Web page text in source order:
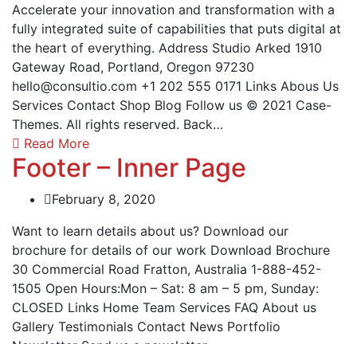
Accelerate your innovation and transformation with a
fully integrated suite of capabilities that puts digital at
the heart of everything. Address Studio Arked 1910
Gateway Road, Portland, Oregon 97230
hello@consultio.com +1 202 555 0171 Links Abous Us
Services Contact Shop Blog Follow us © 2021 Case-
Themes. All rights reserved. Back…
Read More
Footer – Inner Page
February 8, 2020
Want to learn details about us? Download our
brochure for details of our work Download Brochure
30 Commercial Road Fratton, Australia 1-888-452-
1505 Open Hours:Mon – Sat: 8 am – 5 pm, Sunday:
CLOSED Links Home Team Services FAQ About us
Gallery Testimonials Contact News Portfolio